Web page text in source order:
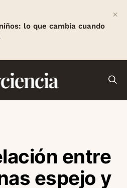
lo que cambia cuando
×
entre
espejo y